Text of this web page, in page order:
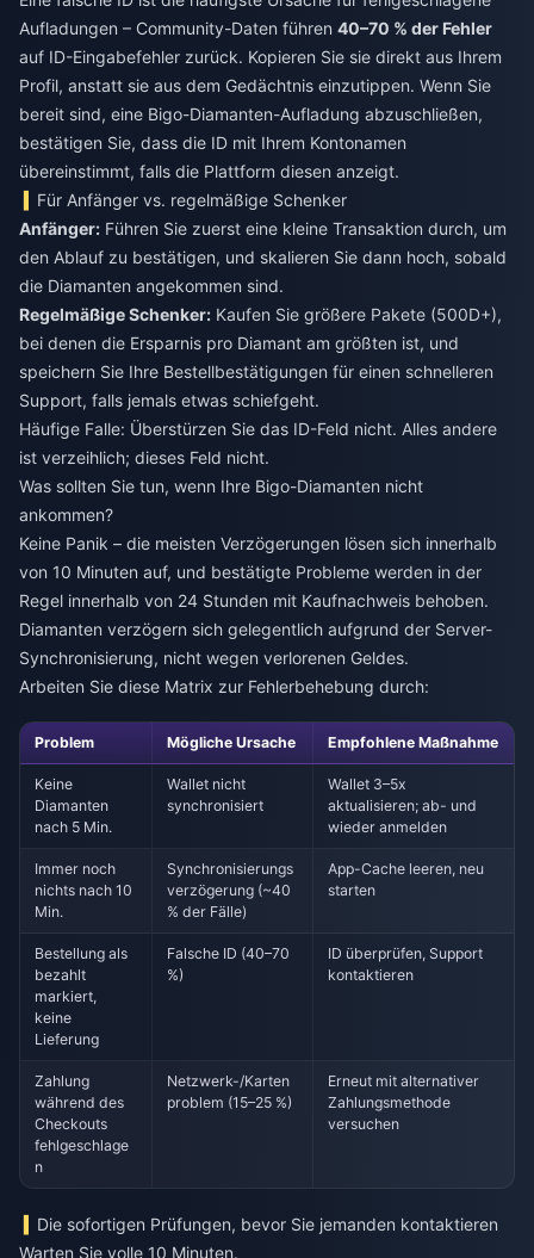
Aufladungen – Community-Daten führen 40–70 % der Fehler
auf ID-Eingabefehler zurück. Kopieren Sie sie direkt aus Ihrem
Profil, anstatt sie aus dem Gedächtnis einzutippen. Wenn Sie
bereit sind, eine Bigo-Diamanten-Aufladung abzuschließen,
bestätigen Sie, dass die ID mit Ihrem Kontonamen
übereinstimmt, falls die Plattform diesen anzeigt.
Für Anfänger vs. regelmäßige Schenker
Anfänger: Führen Sie zuerst eine kleine Transaktion durch, um
den Ablauf zu bestätigen, und skalieren Sie dann hoch, sobald
die Diamanten angekommen sind.
Regelmäßige Schenker: Kaufen Sie größere Pakete (500D+),
bei denen die Ersparnis pro Diamant am größten ist, und
speichern Sie Ihre Bestellbestätigungen für einen schnelleren
Support, falls jemals etwas schiefgeht.
Häufige Falle: Überstürzen Sie das ID-Feld nicht. Alles andere
ist verzeihlich; dieses Feld nicht.
Was sollten Sie tun, wenn Ihre Bigo-Diamanten nicht
ankommen?
Keine Panik – die meisten Verzögerungen lösen sich innerhalb
von 10 Minuten auf, und bestätigte Probleme werden in der
Regel innerhalb von 24 Stunden mit Kaufnachweis behoben.
Diamanten verzögern sich gelegentlich aufgrund der Server-
Synchronisierung, nicht wegen verlorenen Geldes.
Arbeiten Sie diese Matrix zur Fehlerbehebung durch:
Problem Mögliche Ursache Empfohlene Maßnahme
Keine
Diamanten
nach 5 Min.
Wallet nicht
synchronisiert
Wallet 3–5x
aktualisieren; ab- und
wieder anmelden
Immer noch
nichts nach 10
Min.
Synchronisierungs
verzögerung (~40
% der Fälle)
App-Cache leeren, neu
starten
Bestellung als
bezahlt
markiert,
keine
Lieferung
Falsche ID (40–70
%)
ID überprüfen, Support
kontaktieren
Zahlung
während des
Checkouts
fehlgeschlage
n
Netzwerk-/Karten
problem (15–25 %)
Erneut mit alternativer
Zahlungsmethode
versuchen
Die sofortigen Prüfungen, bevor Sie jemanden kontaktieren
Warten Sie volle 10 Minuten.